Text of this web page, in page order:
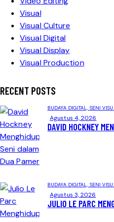
Visual
Visual Culture
Visual Digital
Visual Display
Visual Production
RECENT POSTS
BUDAYA DIGITAL, SENI
Agustus 4, 2026
DAVID HOCKNEY
BUDAYA DIGITAL, SENI
Agustus 3, 2026
JULIO LE PARC